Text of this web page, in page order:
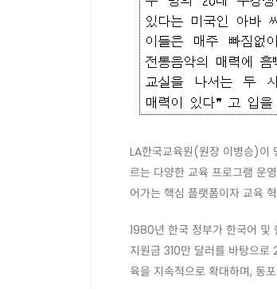
LA한국교육원(원장 이병승)이
르는 다양한 교육 프로그램 운
어가는 핵심 플랫폼이자 교육
1980년 한국 정부가 한국어 및
지원금 310만 달러를 바탕으로
육을 지속적으로 확대하며, 동